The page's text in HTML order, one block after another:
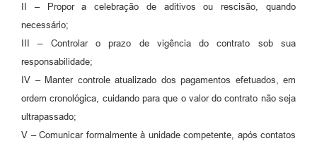
II – Propor a celebração de aditivos ou rescisão, quando
necessário;
III – Controlar o prazo de vigência do contrato sob sua
responsabilidade;
IV – Manter controle atualizado dos pagamentos efetuados, em
ordem cronológica, cuidando para que o valor do contrato não seja
ultrapassado;
V – Comunicar formalmente à unidade competente, após contatos